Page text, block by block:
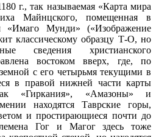
г., так называемая «Карта мира
Майнцского, помещенная в
«Имаго Мунди» («Изображение
классическому образцу Т-О, но
сведения христианского
востоком вверх, где, по
с его четырьмя текущими в
в правой нижней части карты
«Гиркания», «Амазоны» и
находятся Таврские горы,
и простирающиеся почти до
Гог и Магог здесь тоже